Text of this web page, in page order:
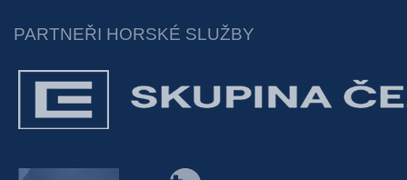
PARTNEŘI HORSKÉ SLUŽBY